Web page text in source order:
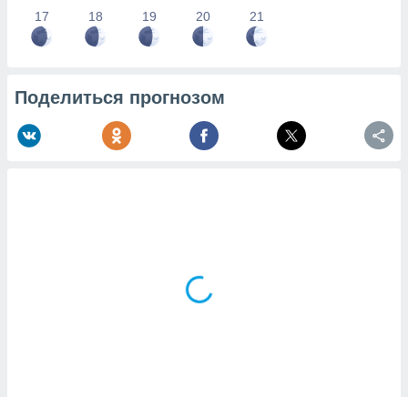
17 18 19 20 21
Поделиться прогнозом